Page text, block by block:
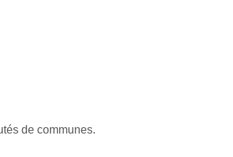
de communes.